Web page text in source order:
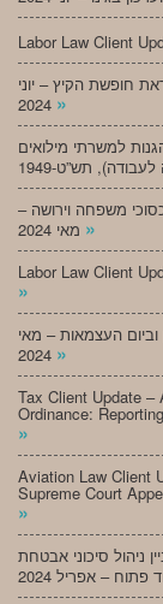
Labor Law Client
חופשת הקיץ – יוני
»
למשרתי מילואים
משפחה וירושה –
»
Labor Law Client
»
וביום העצמאות – מאי
»
Tax Client Update –
Ordinance:
»
Aviation Law Client
Supreme Court
»
ניהול סיכוני אבטחת